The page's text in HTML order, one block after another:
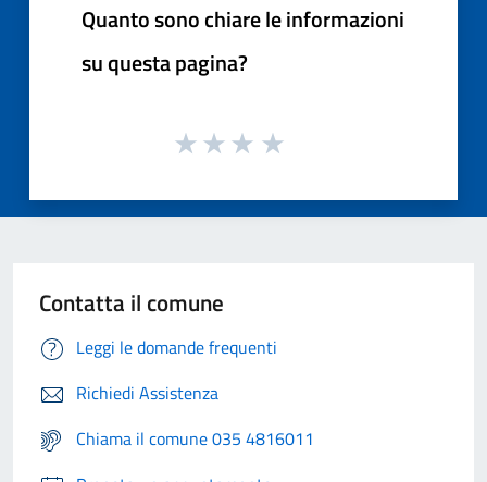
Quanto sono chiare le informazioni
su questa pagina?
Contatta il comune
Leggi le domande frequenti
Richiedi Assistenza
Chiama il comune 035 4816011